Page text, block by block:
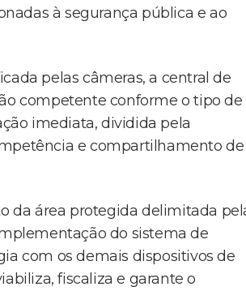
à segurança pública e ao
pelas câmeras, a central de
competente conforme o tipo de
imediata, dividida pela
e compartilhamento de
da área protegida delimitada
do sistema de
com os demais dispositivos de
fiscaliza e garante o